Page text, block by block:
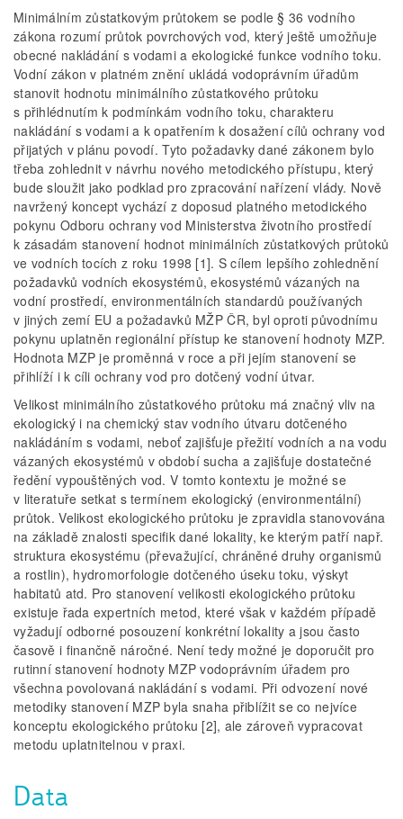
Minimálním zůstatkovým průtokem se podle § 36 vodního
zákona rozumí průtok povrchových vod, který ještě umožňuje
obecné nakládání s vodami a ekologické funkce vodního toku.
Vodní zákon v platném znění ukládá vodoprávním úřadům
stanovit hodnotu minimálního zůstatkového průtoku
s přihlédnutím k podmínkám vodního toku, charakteru
nakládání s vodami a k opatřením k dosažení cílů ochrany vod
přijatých v plánu povodí. Tyto požadavky dané zákonem bylo
třeba zohlednit v návrhu nového metodického přístupu, který
bude sloužit jako podklad pro zpracování nařízení vlády. Nově
navržený koncept vychází z doposud platného metodického
pokynu Odboru ochrany vod Ministerstva životního prostředí
k zásadám stanovení hodnot minimálních zůstatkových průtoků
ve vodních tocích z roku 1998 [1]. S cílem lepšího zohlednění
požadavků vodních ekosystémů, ekosystémů vázaných na
vodní prostředí, environmentálních standardů používaných
v jiných zemí EU a požadavků MŽP ČR, byl oproti původnímu
pokynu uplatněn regionální přístup ke stanovení hodnoty MZP.
Hodnota MZP je proměnná v roce a při jejím stanovení se
přihlíží i k cíli ochrany vod pro dotčený vodní útvar.
Velikost minimálního zůstatkového průtoku má značný vliv na
ekologický i na chemický stav vodního útvaru dotčeného
nakládáním s vodami, neboť zajišťuje přežití vodních a na vodu
vázaných ekosystémů v období sucha a zajišťuje dostatečné
ředění vypouštěných vod. V tomto kontextu je možné se
v literatuře setkat s termínem ekologický (environmentální)
průtok. Velikost ekologického průtoku je zpravidla stanovována
na základě znalosti specifik dané lokality, ke kterým patří např.
struktura ekosystému (převažující, chráněné druhy organismů
a rostlin), hydromorfologie dotčeného úseku toku, výskyt
habitatů atd. Pro stanovení velikosti ekologického průtoku
existuje řada expertních metod, které však v každém případě
vyžadují odborné posouzení konkrétní lokality a jsou často
časově i finančně náročné. Není tedy možné je doporučit pro
rutinní stanovení hodnoty MZP vodoprávním úřadem pro
všechna povolovaná nakládání s vodami. Při odvození nové
metodiky stanovení MZP byla snaha přiblížit se co nejvíce
konceptu ekologického průtoku [2], ale zároveň vypracovat
metodu uplatnitelnou v praxi.
Data